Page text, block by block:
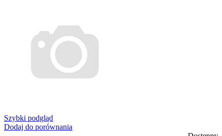
Szybki podgląd
Dodaj do porównania